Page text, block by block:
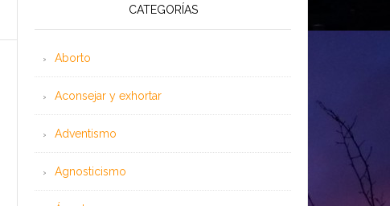
CATEGORÍAS
Aborto
Aconsejar y exhortar
Adventismo
Agnosticismo